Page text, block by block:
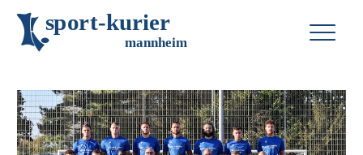
sport-kurier
mannheim